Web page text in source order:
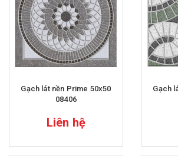
Gạch lát nền Prime 50x50
08406
Liên hệ
Gạch